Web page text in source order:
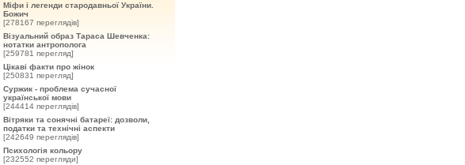
Міфи і легенди стародавньої України.
Божич
[278167 переглядів]
Візуальний образ Тараса Шевченка:
нотатки антрополога
[259781 перегляд]
Цікаві факти про жінок
[250831 перегляд]
Суржик - проблема сучасної
української мови
[244414 переглядів]
Вітряки та сонячні батареї: дозволи,
податки та технічні аспекти
[242649 переглядів]
Психологія кольору
[232552 перегляди]